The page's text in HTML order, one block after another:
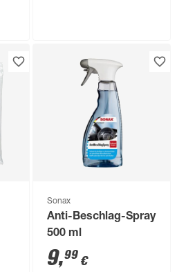
Sonax
Anti-Beschlag-Spray
500 ml
9,99 €